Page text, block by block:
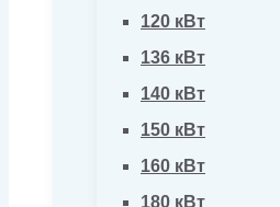
120 кВт
136 кВт
140 кВт
150 кВт
160 кВт
180 кВт